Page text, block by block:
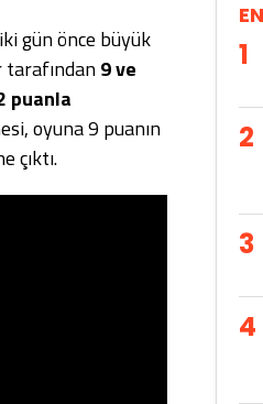
gün önce büyük
tarafından9 ve
puanla
oyuna 9 puanın
çıktı.